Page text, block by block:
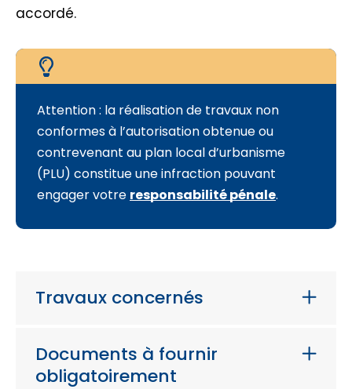
accordé.
Attention : la réalisation de travaux non
conformes à l’autorisation obtenue ou
contrevenant au plan local d’urbanisme
(PLU) constitue une infraction pouvant
engager votre responsabilité pénale.
Travaux concernés
Documents à fournir
obligatoirement